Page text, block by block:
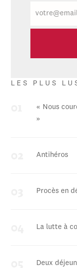
mail
LES PLUS
« Nous
»
Antihéros
Procès en
La lutte à
Deux